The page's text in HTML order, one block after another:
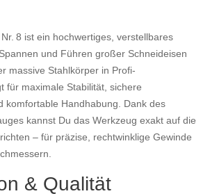
8 ist ein hochwertiges, verstellbares
und Führen großer Schneideisen
massive Stahlkörper in Profi-
für maximale Stabilität, sichere
komfortable Handhabung. Dank des
kannst Du das Werkzeug exakt auf die
– für präzise, rechtwinklige Gewinde
& Qualität